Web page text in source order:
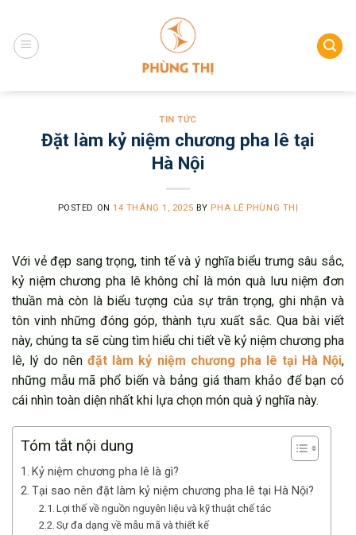
content
TIN TỨC
Đặt làm kỷ niệm chương pha lê tại
Hà Nội
POSTED ON 14 THÁNG 1, 2025 BY PHA LÊ PHÙNG THỊ
Với vẻ đẹp sang trọng, tinh tế và ý nghĩa biểu trưng sâu sắc,
kỷ niệm chương pha lê không chỉ là món quà lưu niệm đơn
thuần mà còn là biểu tượng của sự trân trọng, ghi nhận và
tôn vinh những đóng góp, thành tựu xuất sắc. Qua bài viết
này, chúng ta sẽ cùng tìm hiểu chi tiết về kỷ niệm chương pha
lê, lý do nênđặt làm kỷ niệm chương pha lê tại Hà Nội,
những mẫu mã phổ biến và bảng giá tham khảo để bạn có
cái nhìn toàn diện nhất khi lựa chọn món quà ý nghĩa này.
Tóm tắt nội dung
Kỷ niệm chương pha lê là gì?
Tại sao nên đặt làm kỷ niệm chương pha lê tại Hà Nội?
Lợi thế về nguồn nguyên liệu và kỹ thuật chế tác
Sự đa dạng về mẫu mã và thiết kế